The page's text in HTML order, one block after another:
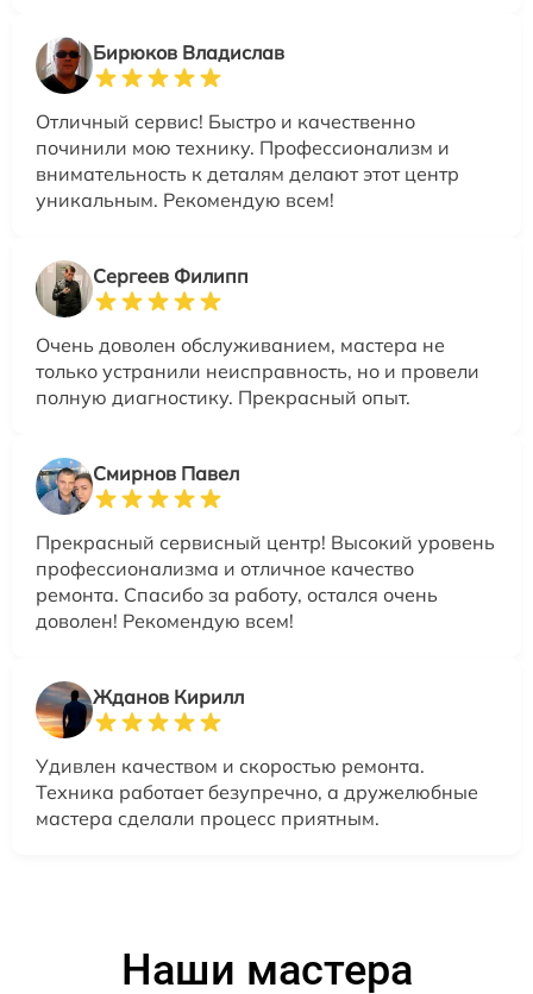
Бирюков Владислав
Отличный сервис! Быстро и качественно
починили мою технику. Профессионализм и
внимательность к деталям делают этот центр
уникальным. Рекомендую всем!
Сергеев Филипп
Очень доволен обслуживанием, мастера не
только устранили неисправность, но и провели
полную диагностику. Прекрасный опыт.
Смирнов Павел
Прекрасный сервисный центр! Высокий уровень
профессионализма и отличное качество
ремонта. Спасибо за работу, остался очень
доволен! Рекомендую всем!
Жданов Кирилл
Удивлен качеством и скоростью ремонта.
Техника работает безупречно, а дружелюбные
мастера сделали процесс приятным.
Наши мастера